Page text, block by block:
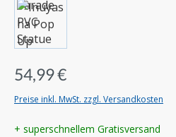
54,99 €
Preise inkl. MwSt. zzgl. Versandkosten
+ superschnellem Gratisversand